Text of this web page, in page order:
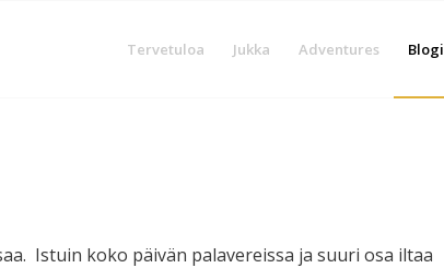
Tervetuloa Jukka Adventures Blogi
Istuin koko päivän palavereissa ja suuri osa iltaa